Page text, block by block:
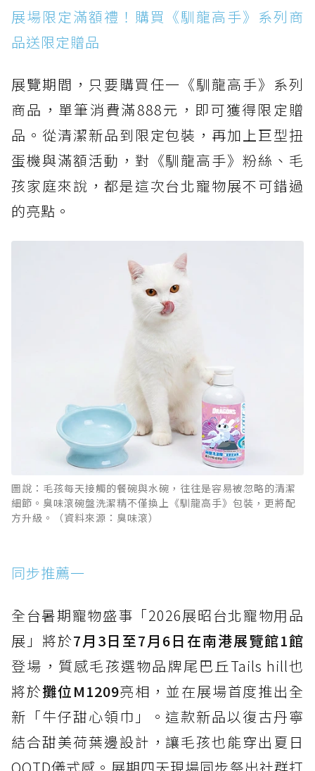
展場限定滿額禮！購買《馴龍高手》系列商
品送限定贈品
展覽期間，只要購買任一《馴龍高手》系列
商品，單筆消費滿888元，即可獲得限定贈
品。從清潔新品到限定包裝，再加上巨型扭
蛋機與滿額活動，對《馴龍高手》粉絲、毛
孩家庭來說，都是這次台北寵物展不可錯過
的亮點。
圖說：毛孩每天接觸的餐碗與水碗，往往是容易被忽略的清潔
細節。臭味滾碗盤洗潔精不僅換上《馴龍高手》包裝，更將配
方升級。（資料來源：臭味滾）
同步推薦一
全台暑期寵物盛事「2026展昭台北寵物用品
展」將於7月3日至7月6日在南港展覽館1館
登場，質感毛孩選物品牌尾巴丘Tails hill也
將於攤位M1209亮相，並在展場首度推出全
新「牛仔甜心領巾」。這款新品以復古丹寧
結合甜美荷葉邊設計，讓毛孩也能穿出夏日